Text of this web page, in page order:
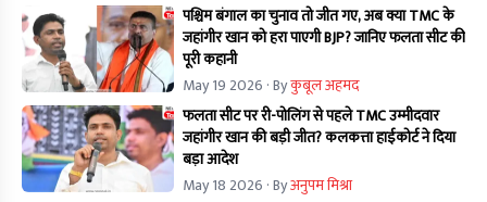
पश्चिम बंगाल का चुनाव तो जीत गए, अब क्या TMC के
जहांगीर खान को हरा पाएगी BJP? जानिए फलता सीट की
पूरी कहानी
May 19 2026 · Byकुबूल अहमद
फलता सीट पर री-पोलिंग से पहले TMC उम्मीदवार
जहांगीर खान की बड़ी जीत? कलकत्ता हाईकोर्ट ने दिया
बड़ा आदेश
May 18 2026 · Byअनुपम मिश्रा